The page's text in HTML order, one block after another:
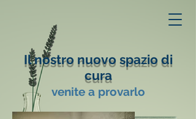
Il nostro nuovo spazio di
cura
venite a provarlo